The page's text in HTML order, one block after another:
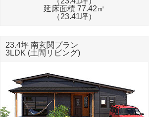
延床面積 77.42㎡
（23.41坪）
23.4坪 南玄関プラン
3LDK (土間リビング)